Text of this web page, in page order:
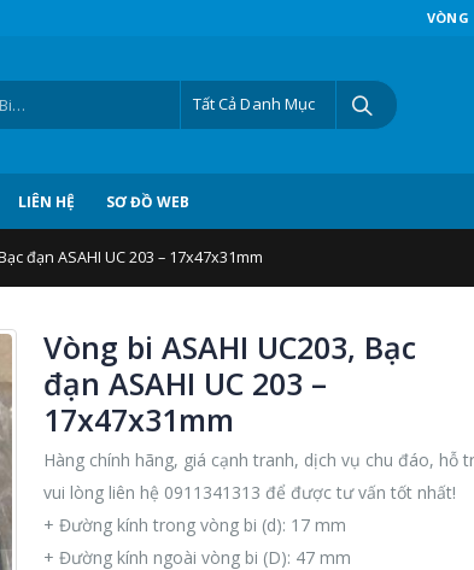
VÒNG
Tất Cả Danh Mục
LIÊN HỆ SƠ ĐỒ WEB
đạn ASAHI UC 203 – 17x47x31mm
Vòng bi ASAHI UC203, Bạc
đạn ASAHI UC 203 –
17x47x31mm
Hàng chính hãng, giá cạnh tranh, dịch vụ chu đáo, hỗ
vui lòng liên hệ 0911341313 để được tư vấn tốt nhất!
+ Đường kính trong vòng bi (d): 17 mm
+ Đường kính ngoài vòng bi (D): 47 mm